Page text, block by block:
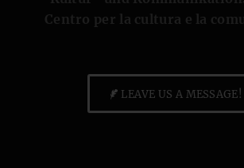
Centro per la cultura e la
LEAVE US A MESSAGE!